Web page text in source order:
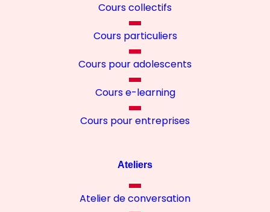
Cours collectifs
Cours particuliers
Cours pour adolescents
Cours e-learning
Cours pour entreprises
Ateliers
Atelier de conversation